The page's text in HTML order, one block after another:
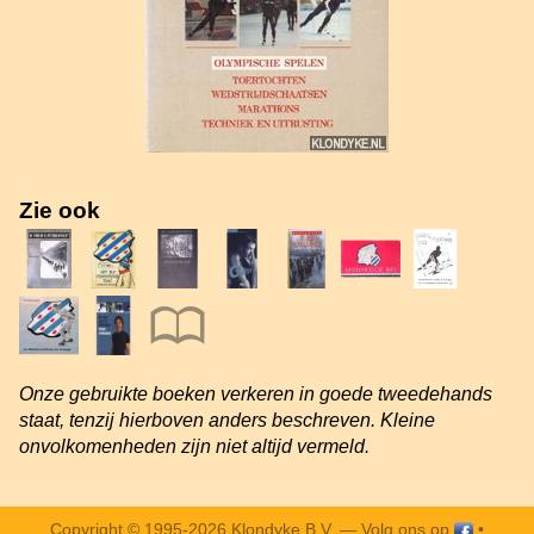
Zie ook
Onze gebruikte boeken verkeren in goede tweedehands
staat, tenzij hierboven anders beschreven. Kleine
onvolkomenheden zijn niet altijd vermeld.
Copyright © 1995-2026 Klondyke B.V. — Volg ons op •